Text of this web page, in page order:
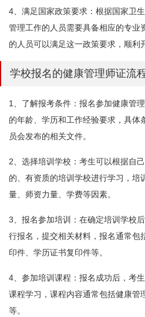
4、满足国家政策要求：根据国家卫
管理工作的人员需要具备相应的专业
的人员可以满足这一政策要求，顺利
学校报名的健康管理师证流
1、了解报考条件：报名参加健康管
的年龄、学历和工作经验要求，具体
员会发布的相关文件。
2、选择培训学校：考生可以根据自
的、有资质的培训学校进行学习，培
量、师资力量、学费等因素。
3、报名参加培训：在确定培训学校
行报名，提交相关材料，报名通常包
印件、学历证书复印件等。
4、参加培训课程：报名成功后，考
课程学习，课程内容通常包括健康管
等。